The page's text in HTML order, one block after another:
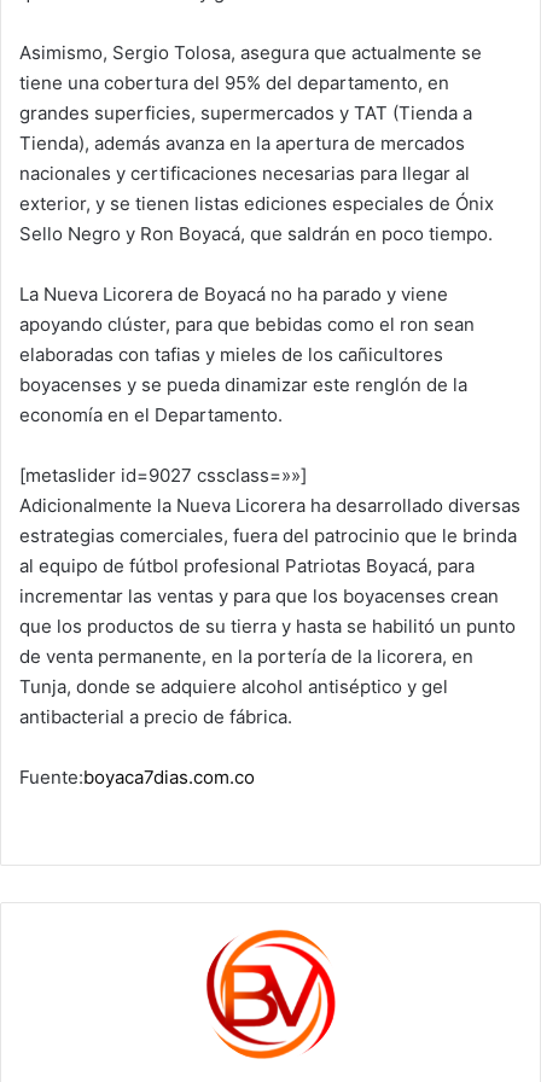
Asimismo, Sergio Tolosa, asegura que actualmente se
tiene una cobertura del 95% del departamento, en
grandes superficies, supermercados y TAT (Tienda a
Tienda), además avanza en la apertura de mercados
nacionales y certificaciones necesarias para llegar al
exterior, y se tienen listas ediciones especiales de Ónix
Sello Negro y Ron Boyacá, que saldrán en poco tiempo.
La Nueva Licorera de Boyacá no ha parado y viene
apoyando clúster, para que bebidas como el ron sean
elaboradas con tafias y mieles de los cañicultores
boyacenses y se pueda dinamizar este renglón de la
economía en el Departamento.
[metaslider id=9027 cssclass=»»]
Adicionalmente la Nueva Licorera ha desarrollado diversas
estrategias comerciales, fuera del patrocinio que le brinda
al equipo de fútbol profesional Patriotas Boyacá, para
incrementar las ventas y para que los boyacenses crean
que los productos de su tierra y hasta se habilitó un punto
de venta permanente, en la portería de la licorera, en
Tunja, donde se adquiere alcohol antiséptico y gel
antibacterial a precio de fábrica.
Fuente:boyaca7dias.com.co